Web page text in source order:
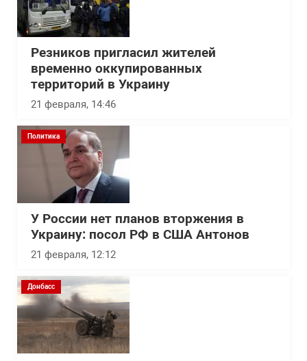
Резников пригласил жителей
временно оккупированных
территорий в Украину
21 февраля, 14:46
Политика
У России нет планов вторжения в
Украину: посол РФ в США Антонов
21 февраля, 12:12
Донбасс